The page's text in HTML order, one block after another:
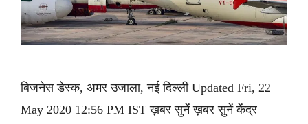
बिजनेस डेस्क, अमर उजाला, नई दिल्ली Updated Fri, 22
May 2020 12:56 PM IST ख़बर सुनें ख़बर सुनें केंद्र